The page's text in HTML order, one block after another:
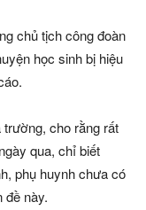
chủ tịch công đoàn
học sinh bị hiệu
cho rằng rất
qua, chỉ biết
phụ huynh chưa có
đề này.